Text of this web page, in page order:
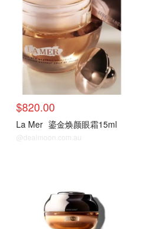
$820.00
La Mer 鎏金焕颜眼霜15ml
@dealmoon.com.au